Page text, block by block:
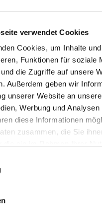
verwendet Cookies
Cookies, um Inhalte
Funktionen für soziale
die Zugriffe auf unsere
Außerdem geben wir
unserer Website an
Werbung und
diese Informationen
zusammen, die Sie
für Integrative
Bonn, Köln und
vom
Anträge durch
Gutachter
entsprechend der
2020 bis 2022 mit
L E13-Stellen) die